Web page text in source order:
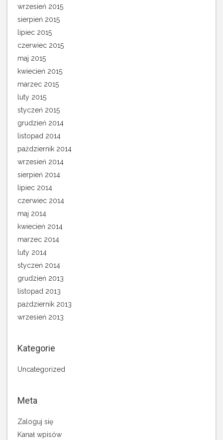
wrzesień 2015
sierpień 2015
lipiec 2015
czerwiec 2015
maj 2015
kwiecień 2015
marzec 2015
luty 2015
styczeń 2015
grudzień 2014
listopad 2014
październik 2014
wrzesień 2014
sierpień 2014
lipiec 2014
czerwiec 2014
maj 2014
kwiecień 2014
marzec 2014
luty 2014
styczeń 2014
grudzień 2013
listopad 2013
październik 2013
wrzesień 2013
Kategorie
Uncategorized
Meta
Zaloguj się
Kanał wpisów